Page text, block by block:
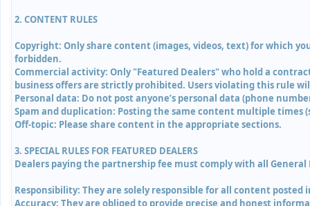
2. CONTENT RULES
Copyright: Only share content (images, videos, text) for which
forbidden.
Commercial activity: Only "Featured Dealers" who hold a
business offers are strictly prohibited. Users violating this rule
Personal data: Do not post anyone’s personal data (phone
Spam and duplication: Posting the same content multiple times
Off-topic: Please share content in the appropriate sections.
3. SPECIAL RULES FOR FEATURED DEALERS
Dealers paying the partnership fee must comply with all General
Responsibility: They are solely responsible for all content
Accuracy: They are obliged to provide precise and honest